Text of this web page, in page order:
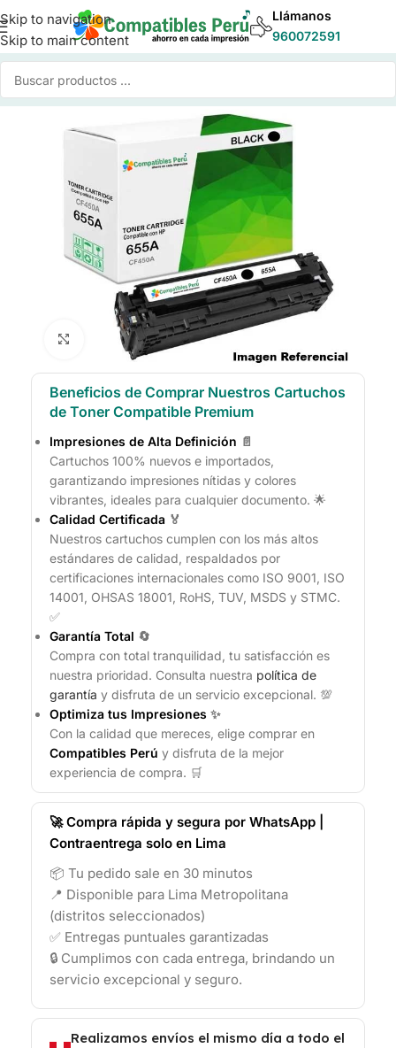
Skip to navigation
Skip to main content
Llámanos
960072591
Inicio/Toner para Impresoras/Toner Compatible HP
Click to enlarge
Beneficios de Comprar Nuestros Cartuchos
de Toner Compatible Premium
Impresiones de Alta Definición 📄
Cartuchos 100% nuevos e importados,
garantizando impresiones nítidas y colores
vibrantes, ideales para cualquier documento. 🌟
Calidad Certificada 🏅
Nuestros cartuchos cumplen con los más altos
estándares de calidad, respaldados por
certificaciones internacionales como ISO 9001, ISO
14001, OHSAS 18001, RoHS, TUV, MSDS y STMC.
✅
Garantía Total 🔄
Compra con total tranquilidad, tu satisfacción es
nuestra prioridad. Consulta nuestra política de
garantía y disfruta de un servicio excepcional. 💯
Optimiza tus Impresiones ✨
Con la calidad que mereces, elige comprar en
Compatibles Perú y disfruta de la mejor
experiencia de compra. 🛒
🚀 Compra rápida y segura por WhatsApp |
Contraentrega solo en Lima
📦 Tu pedido sale en 30 minutos
📍 Disponible para Lima Metropolitana
(distritos seleccionados)
✅ Entregas puntuales garantizadas
🔒 Cumplimos con cada entrega, brindando un
servicio excepcional y seguro.
Realizamos envíos el mismo día a todo el